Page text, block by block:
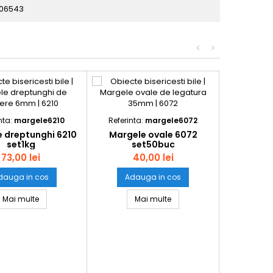
>
<
margele6210
dreptunghi 6210
set1kg
73,00 lei
in cos
Mai multeMargele dreptunghi 6210 set1kg
Referinta: margele6072
Margele ovale 6072
set50buc
40,00 lei
Adauga in cos
Mai multeMargele ovale 6072